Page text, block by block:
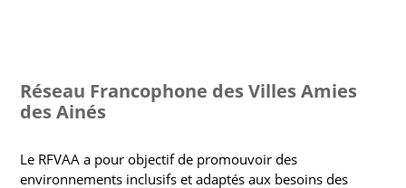
Réseau Francophone des Villes Amies
des Ainés
Le RFVAA a pour objectif de promouvoir des
environnements inclusifs et adaptés aux besoins des